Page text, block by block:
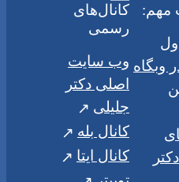
مهم:
وبگاه
کانال‌های
رسمی
وب سایت
اصلی دکتر
جلیلی
کانال بله
کانال ایتا